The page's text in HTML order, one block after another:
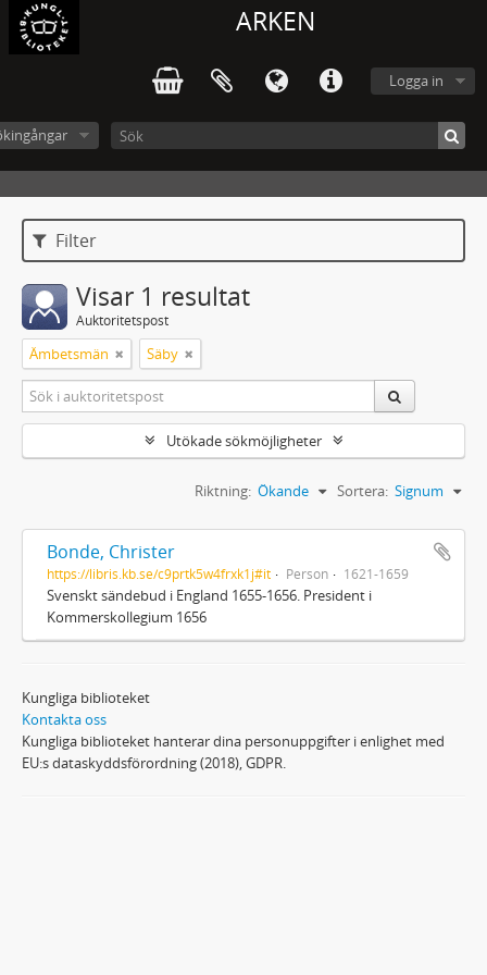
ARKEN
Logga in
Filter
Visar 1 resultat
Auktoritetspost
Ämbetsmän Säby
Utökade sökmöjligheter
Sortera: Signum
Riktning: Ökande
Bonde, Christer
https://libris.kb.se/c9prtk5w4frxk1j#it Person 1621-1659
Svenskt sändebud i England 1655-1656. President i
Kommerskollegium 1656
Kungliga biblioteket
Kontakta oss
Kungliga biblioteket hanterar dina personuppgifter i enlighet med
EU:s dataskyddsförordning (2018), GDPR.